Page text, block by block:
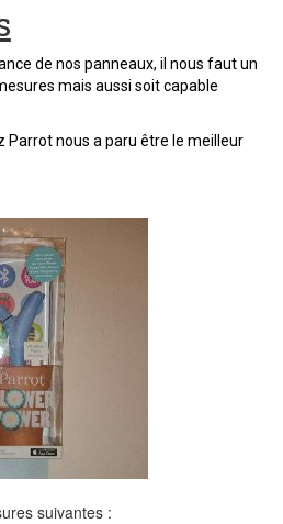
de nos panneaux, il nous faut un
mais aussi soit capable
Parrot nous a paru être le meilleur
suivantes :